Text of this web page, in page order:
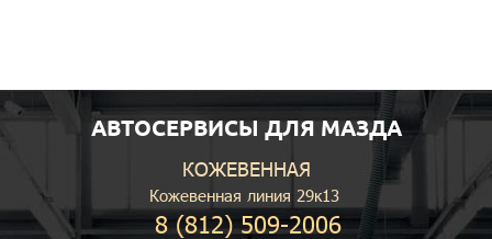
АВТОСЕРВИСЫ ДЛЯ МАЗДА
КОЖЕВЕННАЯ
Кожевенная линия 29к13
8 (812) 509-2006